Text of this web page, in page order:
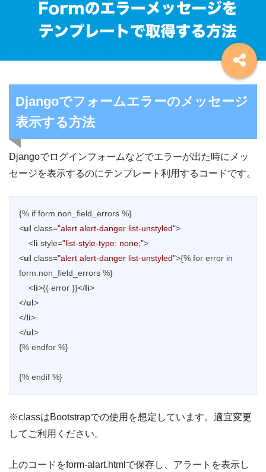
Djangoでフォームエラーのメッセージ
表示する方法
Djangoでログインフォームなどでエラーが出た時にメッ
セージを表示するのにテンプレート利用するコードです。
<ul class="alert alert-danger list-unstyled">
<li style="list-style-type: none;">
<ul class="alert alert-danger list-unstyled">{% for error in
form.non_field_errors %}
<li>{{ error }}</li>
</ul>
</li>
</ul>
{% endfor %}
※classはBootstrapでの使用を想定しています。適宜変更
してご利用ください。
上のコードをform-alart.htmlで保存し、アラートを表示し